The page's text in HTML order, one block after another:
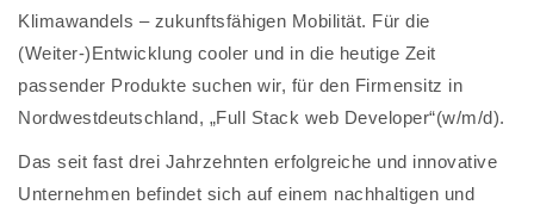
Klimawandels – zukunftsfähigen Mobilität. Für die
(Weiter-)Entwicklung cooler und in die heutige Zeit
passender Produkte suchen wir, für den Firmensitz in
Nordwestdeutschland, „Full Stack web Developer“(w/m/d).
Das seit fast drei Jahrzehnten erfolgreiche und innovative
Unternehmen befindet sich auf einem nachhaltigen und